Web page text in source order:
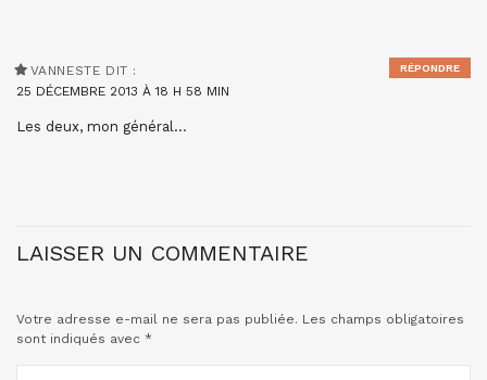
VANNESTE DIT :
25 DÉCEMBRE 2013 À 18 H 58 MIN
Les deux, mon général…
RÉPONDRE
LAISSER UN COMMENTAIRE
Votre adresse e-mail ne sera pas publiée. Les champs obligatoires
sont indiqués avec *
COMMENTAIRE